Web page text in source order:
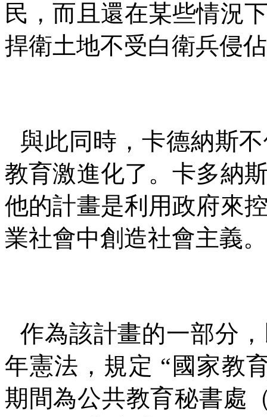
民，而且還在某些情況
捍衛土地不受白衛兵侵
與此同時，卡德納斯
教育激進化了。卡多納
他的計畫是利用政府來
業社會中創造社會主義。
作為該計畫的一部分
年憲法，規定 “ 國家教
期間為公共教育秘書處